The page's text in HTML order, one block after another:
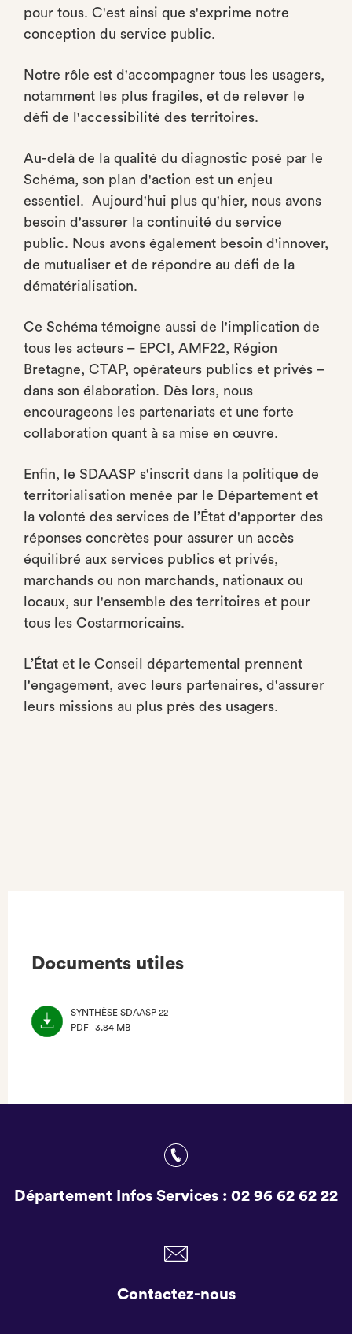
pour tous. C'est ainsi que s'exprime notre
conception du service public.
Notre rôle est d'accompagner tous les usagers,
notamment les plus fragiles, et de relever le
défi de l'accessibilité des territoires.
Au-delà de la qualité du diagnostic posé par le
Schéma, son plan d'action est un enjeu
essentiel. Aujourd'hui plus qu'hier, nous avons
besoin d'assurer la continuité du service
public. Nous avons également besoin d'innover,
de mutualiser et de répondre au défi de la
dématérialisation.
Ce Schéma témoigne aussi de l'implication de
tous les acteurs – EPCI, AMF22, Région
Bretagne, CTAP, opérateurs publics et privés –
dans son élaboration. Dès lors, nous
encourageons les partenariats et une forte
collaboration quant à sa mise en œuvre.
Enfin, le SDAASP s'inscrit dans la politique de
territorialisation menée par le Département et
la volonté des services de l’État d'apporter des
réponses concrètes pour assurer un accès
équilibré aux services publics et privés,
marchands ou non marchands, nationaux ou
locaux, sur l'ensemble des territoires et pour
tous les Costarmoricains.
L’État et le Conseil départemental prennent
l'engagement, avec leurs partenaires, d'assurer
leurs missions au plus près des usagers.
Documents utiles
SYNTHÈSE SDAASP 22
PDF - 3.84 MB
Département Infos Services : 02 96 62 62 22
Contactez-nous